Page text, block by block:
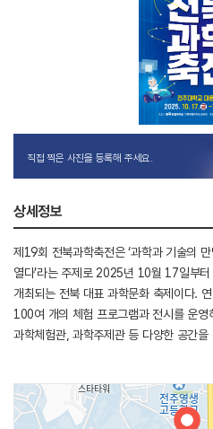
직접 찍은 사진을 등록해 주세요.
상세정보
제19회 전북과학축전은 ‘과학과 기술의
열다’라는 주제로 2025년 10월 17일부
개최되는 전북 대표 과학문화 축제이다.
100여 개의 체험 프로그램과 전시를 운영
과학체험관, 과학주제관 등 다양한 공간
경험할 수 있다. 로봇, VR 등 최신 과학체
[행사내용]